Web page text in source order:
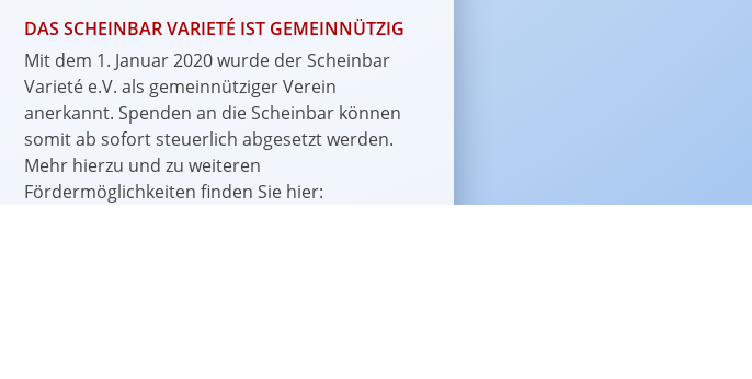
DAS SCHEINBAR VARIETÉ IST GEMEINNÜTZIG
Mit dem 1. Januar 2020 wurde der Scheinbar
Varieté e.V. als gemeinnütziger Verein
anerkannt. Spenden an die Scheinbar können
somit ab sofort steuerlich abgesetzt werden.
Mehr hierzu und zu weiteren
Fördermöglichkeiten finden Sie hier: